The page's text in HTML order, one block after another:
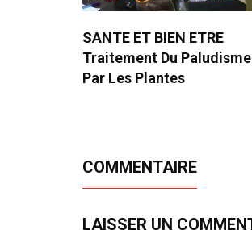
SANTE ET BIEN ETRE
Traitement Du Paludisme
Par Les Plantes
COMMENTAIRE
LAISSER UN